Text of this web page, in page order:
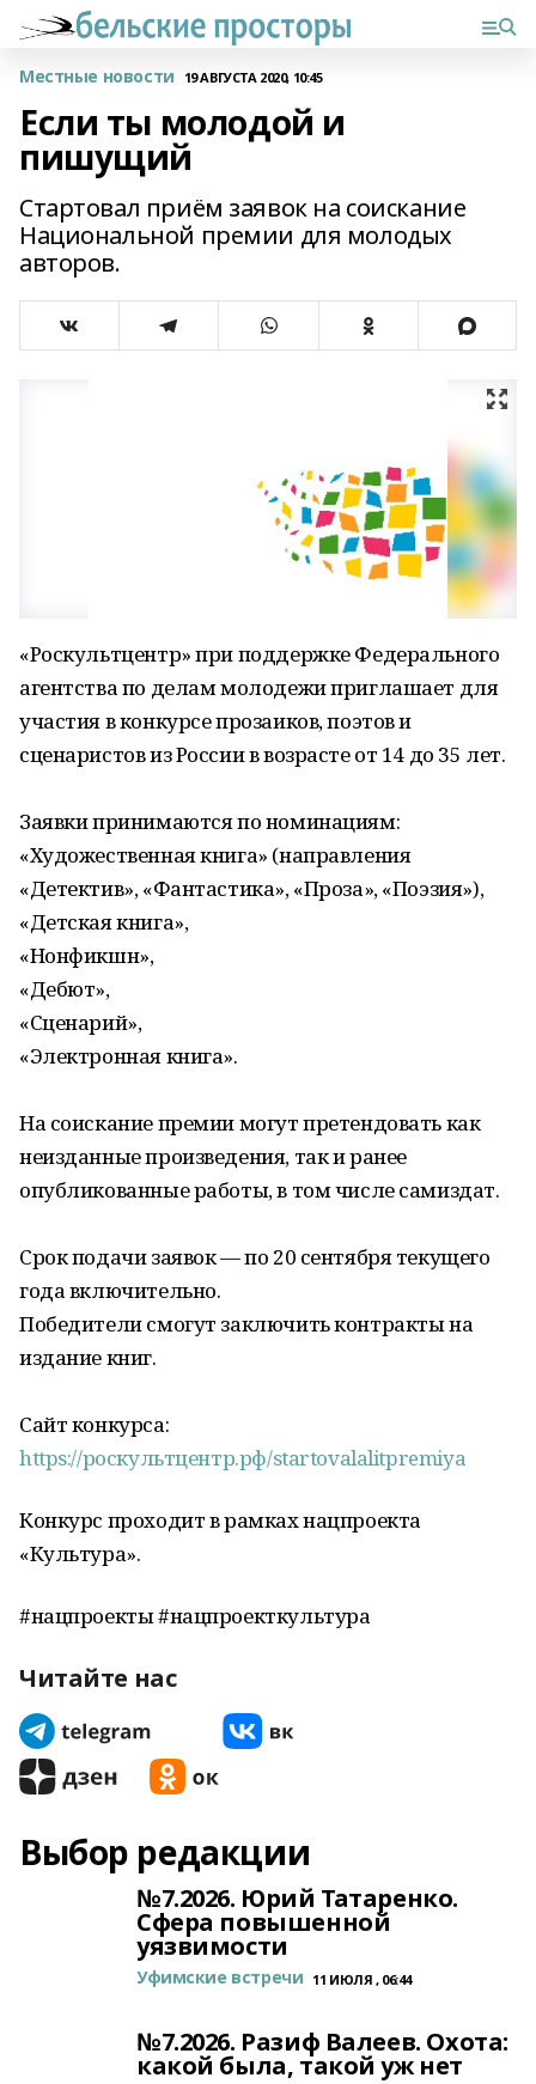
Местные новости 19 АВГУСТА 2020, 10:45
Если ты молодой и
пишущий
Стартовал приём заявок на соискание
Национальной премии для молодых
авторов.
«Роскультцентр» при поддержке Федерального
агентства по делам молодежи приглашает для
участия в конкурсе прозаиков, поэтов и
сценаристов из России в возрасте от 14 до 35 лет.
Заявки принимаются по номинациям:
«Художественная книга» (направления
«Детектив», «Фантастика», «Проза», «Поэзия»),
«Детская книга»,
«Нонфикшн»,
«Дебют»,
«Сценарий»,
«Электронная книга».
На соискание премии могут претендовать как
неизданные произведения, так и ранее
опубликованные работы, в том числе самиздат.
Срок подачи заявок — по 20 сентября текущего
года включительно.
Победители смогут заключить контракты на
издание книг.
Сайт конкурса:
https://роскультцентр.рф/startovalalitpremiya
Конкурс проходит в рамках нацпроекта
«Культура».
#нацпроекты #нацпроекткультура
Читайте нас
Выбор редакции
№7.2026. Юрий Татаренко.
Сфера повышенной
уязвимости
Уфимские встречи 11 ИЮЛЯ , 06:44
№7.2026. Разиф Валеев. Охота:
какой была, такой уж нет